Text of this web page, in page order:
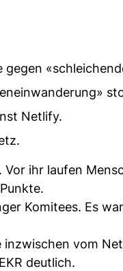
Netlify.
ihr laufen
Komitees. Es
vom
deutlich.